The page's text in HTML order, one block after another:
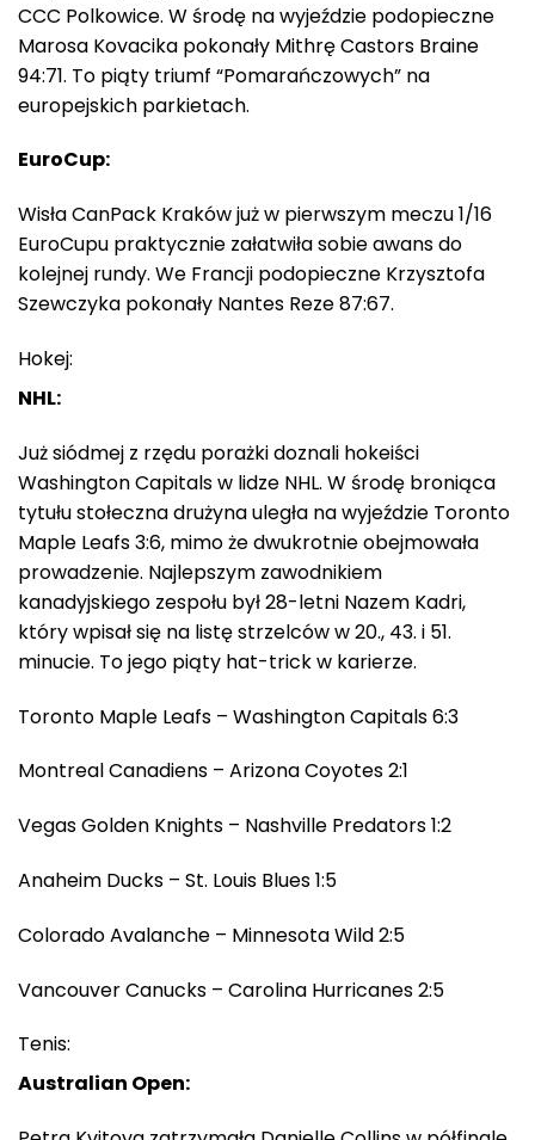
CCC Polkowice. W środę na wyjeździe podopieczne
Marosa Kovacika pokonały Mithrę Castors Braine
94:71. To piąty triumf “Pomarańczowych” na
europejskich parkietach.
EuroCup:
Wisła CanPack Kraków już w pierwszym meczu 1/16
EuroCupu praktycznie załatwiła sobie awans do
kolejnej rundy. We Francji podopieczne Krzysztofa
Szewczyka pokonały Nantes Reze 87:67.
Hokej:
NHL:
Już siódmej z rzędu porażki doznali hokeiści
Washington Capitals w lidze NHL. W środę broniąca
tytułu stołeczna drużyna uległa na wyjeździe Toronto
Maple Leafs 3:6, mimo że dwukrotnie obejmowała
prowadzenie. Najlepszym zawodnikiem
kanadyjskiego zespołu był 28-letni Nazem Kadri,
który wpisał się na listę strzelców w 20., 43. i 51.
minucie. To jego piąty hat-trick w karierze.
Toronto Maple Leafs – Washington Capitals 6:3
Montreal Canadiens – Arizona Coyotes 2:1
Vegas Golden Knights – Nashville Predators 1:2
Anaheim Ducks – St. Louis Blues 1:5
Colorado Avalanche – Minnesota Wild 2:5
Vancouver Canucks – Carolina Hurricanes 2:5
Tenis:
Australian Open: